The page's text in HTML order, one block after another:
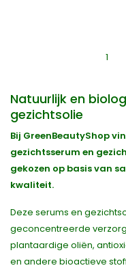
1
Natuurlijk en
gezichtsolie
Bij GreenBeautyShop
gezichtsserum en
gekozen op basis van
kwaliteit.
Deze serums en
geconcentreerde
plantaardige oliën,
en andere bioactieve